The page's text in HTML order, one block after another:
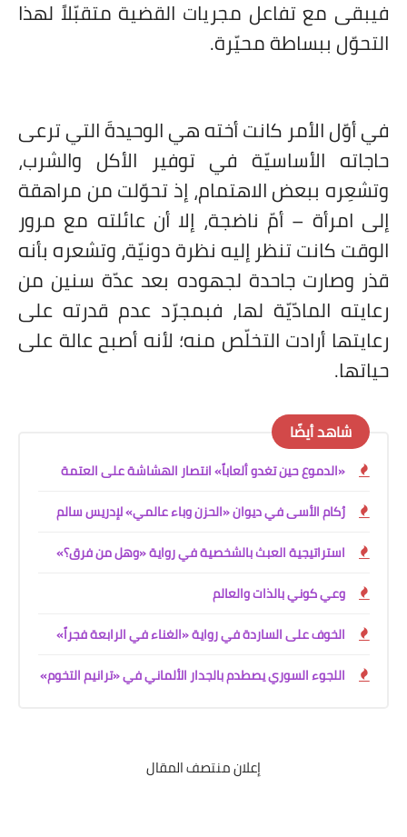
فيبقى مع تفاعل مجريات القضية متقبّلاً لهذا
التحوّل ببساطة محيّرة.
في أوّل الأمر كانت أخته هي الوحيدةَ التي ترعى
حاجاته الأساسيّة في توفير الأكل والشرب،
وتشعِره ببعض الاهتمام، إذ تحوّلت من مراهقة
إلى امرأة – أمّ ناضجة، إلا أن عائلته مع مرور
الوقت كانت تنظر إليه نظرة دونيّة، وتشعره بأنه
قذر وصارت جاحدة لجهوده بعد عدّة سنين من
رعايته المادّيّة لها، فبمجرّد عدم قدرته على
رعايتها أرادت التخلّص منه؛ لأنه أصبح عالة على
حياتها.
شاهد أيضًا
«الدموع حين تغدو ألعاباً» انتصار الهشاشة على العتمة
رُكام الأسى في ديوان «الحزن وباء عالمي» لإدريس سالم
استراتيجية العبث بالشخصية في رواية «وهل من فرق؟»
وعي كوني بالذات والعالم
الخوف على الساردة في رواية «الغناء في الرابعة فجراً»
اللجوء السوري يصطدم بالجدار الألماني في «ترانيم التخوم»
إعلان منتصف المقال